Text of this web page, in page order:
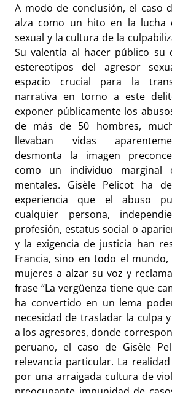
A modo de conclusión, el caso
alza como un hito en la lucha
sexual y la cultura de la
Su valentía al hacer público su
estereotipos del agresor
espacio crucial para la
narrativa en torno a este
exponer públicamente los
de más de 50 hombres,
llevaban vidas
desmonta la imagen
como un individuo marginal
mentales. Gisèle Pelicot ha
experiencia que el abuso
cualquier persona,
profesión, estatus social o
y la exigencia de justicia han
Francia, sino en todo el
mujeres a alzar su voz y
frase “La vergüenza tiene que
ha convertido en un lema
necesidad de trasladar la culpa
a los agresores, donde
peruano, el caso de Gisèle
relevancia particular. La
por una arraigada cultura de